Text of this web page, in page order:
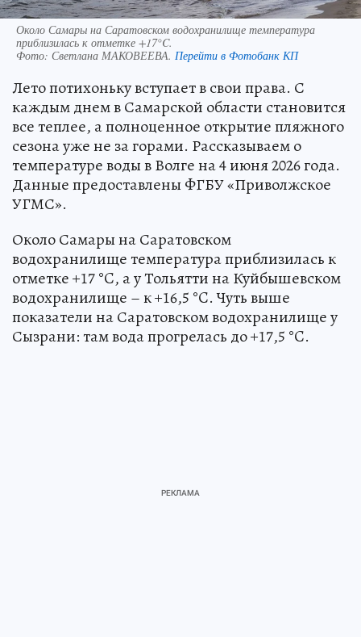
Около Самары на Саратовском водохранилище температура
приблизилась к отметке +17°C.
Фото: Светлана МАКОВЕЕВА. Перейти в Фотобанк КП
Лето потихоньку вступает в свои права. С
каждым днем в Самарской области становится
все теплее, а полноценное открытие пляжного
сезона уже не за горами. Рассказываем о
температуре воды в Волге на 4 июня 2026 года.
Данные предоставлены ФГБУ «Приволжское
УГМС».
Около Самары на Саратовском
водохранилище температура приблизилась к
отметке +17 °C, а у Тольятти на Куйбышевском
водохранилище – к +16,5 °C. Чуть выше
показатели на Саратовском водохранилище у
Сызрани: там вода прогрелась до +17,5 °C.